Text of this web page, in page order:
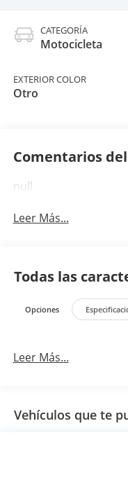
CATEGORÍA
Motocicleta
EXTERIOR COLOR
Otro
Comentarios
null
Leer Más...
Todas las
Opciones
Leer Más...
Vehículos que te